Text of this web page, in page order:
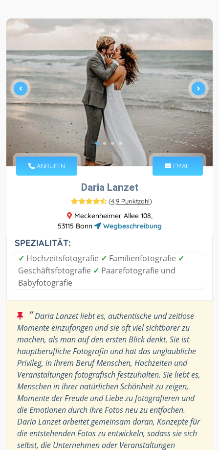
ANRUFEN EMAIL
Daria Lanzet
(4,9 Punktzahl)
Meckenheimer Allee 108,
53115 Bonn
Wegbeschreibung
SPEZIALITÄT:
✓ Hochzeitsfotografie ✓ Familienfotografie ✓
Geschäftsfotografie ✓ Paarefotografie und
Babyfotografie
“Daria Lanzet liebt es, authentische und zeitlose
Momente einzufangen und sie oft viel sichtbarer zu
machen, als man auf den ersten Blick denkt. Sie ist
hauptberufliche Fotografin und hat das unglaubliche
Privileg, in ihrem Beruf Menschen, Hochzeiten und
Veranstaltungen fotografisch festzuhalten. Sie liebt es,
Menschen in ihrer natürlichen Schönheit zu zeigen,
Momente der Freude und Liebe zu fotografieren und
die Emotionen durch ihre Fotos neu zu entfachen.
Daria Lanzet arbeitet gemeinsam daran, Konzepte für
die entstehenden Fotos zu entwickeln, sodass sie sich
selbst, die Unternehmen oder Veranstaltungen